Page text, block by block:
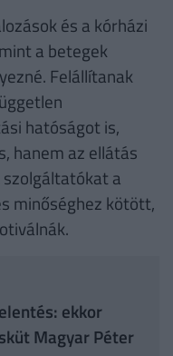
és a kórházi
a betegek
Felállítanak
hatóságot is,
hanem az ellátás
szolgáltatókat a
minőséghez kötött,
ekkor
Magyar Péter